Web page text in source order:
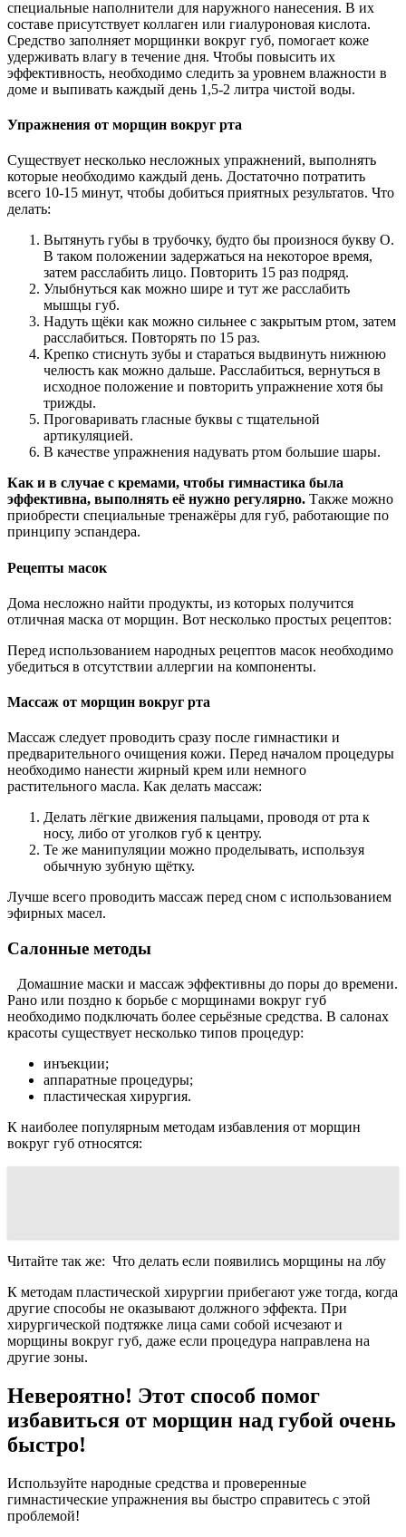
специальные наполнители для наружного нанесения. В их
составе присутствует коллаген или гиалуроновая кислота.
Средство заполняет морщинки вокруг губ, помогает коже
удерживать влагу в течение дня. Чтобы повысить их
эффективность, необходимо следить за уровнем влажности в
доме и выпивать каждый день 1,5-2 литра чистой воды.
Упражнения от морщин вокруг рта
Существует несколько несложных упражнений, выполнять
которые необходимо каждый день. Достаточно потратить
всего 10-15 минут, чтобы добиться приятных результатов. Что
делать:
Вытянуть губы в трубочку, будто бы произнося букву О.
В таком положении задержаться на некоторое время,
затем расслабить лицо. Повторить 15 раз подряд.
Улыбнуться как можно шире и тут же расслабить
мышцы губ.
Надуть щёки как можно сильнее с закрытым ртом, затем
расслабиться. Повторять по 15 раз.
Крепко стиснуть зубы и стараться выдвинуть нижнюю
челюсть как можно дальше. Расслабиться, вернуться в
исходное положение и повторить упражнение хотя бы
трижды.
Проговаривать гласные буквы с тщательной
артикуляцией.
В качестве упражнения надувать ртом большие шары.
Как и в случае с кремами, чтобы гимнастика была
эффективна, выполнять её нужно регулярно. Также можно
приобрести специальные тренажёры для губ, работающие по
принципу эспандера.
Рецепты масок
Дома несложно найти продукты, из которых получится
отличная маска от морщин. Вот несколько простых рецептов:
Перед использованием народных рецептов масок необходимо
убедиться в отсутствии аллергии на компоненты.
Массаж от морщин вокруг рта
Массаж следует проводить сразу после гимнастики и
предварительного очищения кожи. Перед началом процедуры
необходимо нанести жирный крем или немного
растительного масла. Как делать массаж:
Делать лёгкие движения пальцами, проводя от рта к
носу, либо от уголков губ к центру.
Те же манипуляции можно проделывать, используя
обычную зубную щётку.
Лучше всего проводить массаж перед сном с использованием
эфирных масел.
Салонные методы
Домашние маски и массаж эффективны до поры до времени.
Рано или поздно к борьбе с морщинами вокруг губ
необходимо подключать более серьёзные средства. В салонах
красоты существует несколько типов процедур:
инъекции;
аппаратные процедуры;
пластическая хирургия.
К наиболее популярным методам избавления от морщин
вокруг губ относятся:
Читайте так же: Что делать если появились морщины на лбу
К методам пластической хирургии прибегают уже тогда, когда
другие способы не оказывают должного эффекта. При
хирургической подтяжке лица сами собой исчезают и
морщины вокруг губ, даже если процедура направлена на
другие зоны.
Невероятно! Этот способ помог
избавиться от морщин над губой очень
быстро!
Используйте народные средства и проверенные
гимнастические упражнения вы быстро справитесь с этой
проблемой!